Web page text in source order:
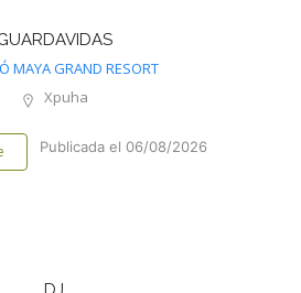
MAYA GRAND RESORT
Xpuha
Publicada el 06/08/2026